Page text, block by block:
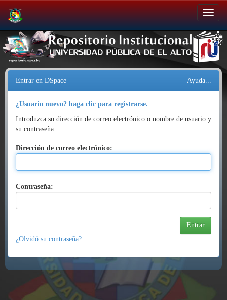
Salir
de
la
navegación
Entrar en DSpace Ayuda...
¿Usuario nuevo? haga clic para registrarse.
Introduzca su dirección de correo electrónico o nombre de usuario y
su contraseña:
Dirección de correo electrónico:
Contraseña:
¿Olvidó su contraseña?